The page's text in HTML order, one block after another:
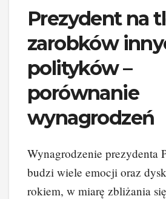
Prezydent na
zarobków
polityków –
porównanie
wynagrodzeń
Wynagrodzenie prezydenta
budzi wiele emocji oraz
rokiem, w miarę zbliżania